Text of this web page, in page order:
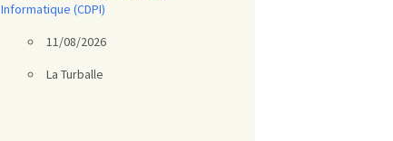
Informatique (CDPI)
11/08/2026
La Turballe